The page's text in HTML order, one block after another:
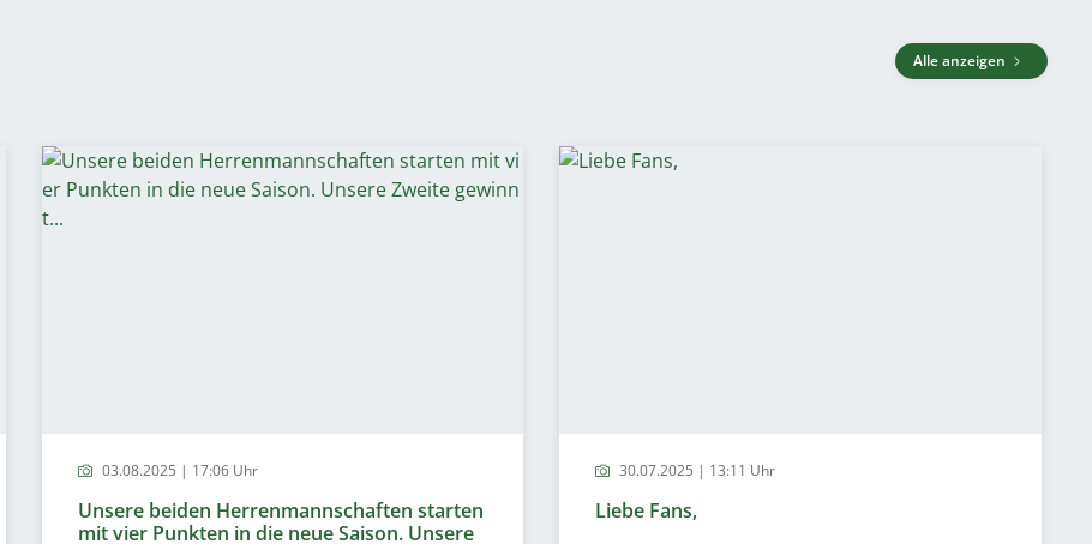
Alle anzeigen
03.08.2025 | 17:06 Uhr
Unsere beiden Herrenmannschaften starten
mit vier Punkten in die neue Saison. Unsere
30.07.2025 | 13:11 Uhr
Liebe Fans,